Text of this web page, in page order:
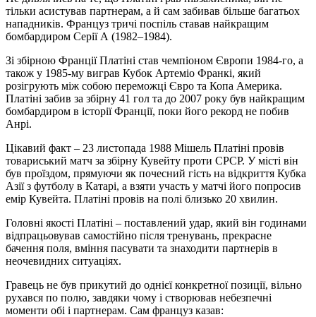
тільки асистував партнерам, а й сам забивав більше багатьох
нападників. Француз тричі поспіль ставав найкращим
бомбардиром Серії А (1982–1984).
Зі збірною Франції Платіні став чемпіоном Європи 1984-го, а
також у 1985-му виграв Кубок Артеміо Франкі, який
розігрують між собою переможці Євро та Копа Америка.
Платіні забив за збірну 41 гол та до 2007 року був найкращим
бомбардиром в історії Франції, поки його рекорд не побив
Анрі.
Цікавий факт – 23 листопада 1988 Мішель Платіні провів
товариський матч за збірну Кувейту проти СРСР. У місті він
був проїздом, прямуючи як почесний гість на відкриття Кубка
Азії з футболу в Катарі, а взяти участь у матчі його попросив
емір Кувейта. Платіні провів на полі близько 20 хвилин.
Головні якості Платіні – поставлений удар, який він годинами
відпрацьовував самостійно після тренувань, прекрасне
бачення поля, вміння пасувати та знаходити партнерів в
неочевидних ситуаціях.
Гравець не був прикутий до однієї конкретної позиції, вільно
рухався по полю, завдяки чому і створював небезпечні
моменти обі і партнерам. Сам француз казав: